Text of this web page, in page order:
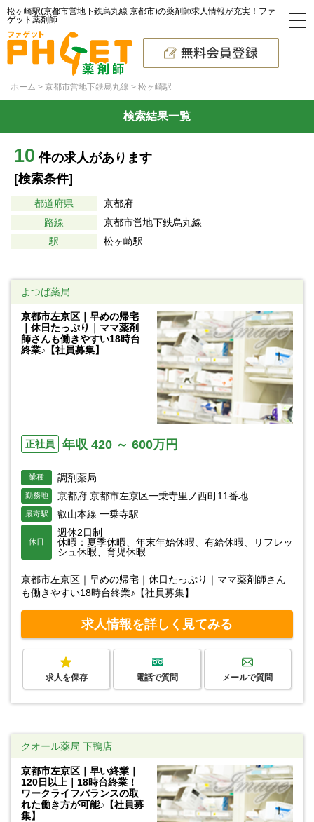
松ヶ崎駅(京都市営地下鉄烏丸線 京都市)の薬剤師求人情報が充実！ファ
ゲット薬剤師
ホーム 京都市営地下鉄烏丸線 松ヶ崎駅
検索結果一覧
10 件の求人があります
[検索条件]
都道府県
京都府
路線
京都市営地下鉄烏丸線
駅
松ヶ崎駅
よつば薬局
京都市左京区｜早めの帰宅
｜休日たっぷり｜ママ薬剤
師さんも働きやすい18時台
終業♪【社員募集】
正社員 年収 420 ～ 600万円
業種 調剤薬局
勤務地 京都府 京都市左京区一乗寺里ノ西町11番地
最寄駅 叡山本線 一乗寺駅
休日
週休2日制
休暇：夏季休暇、年末年始休暇、有給休暇、リフレッ
シュ休暇、育児休暇
京都市左京区｜早めの帰宅｜休日たっぷり｜ママ薬剤師さん
も働きやすい18時台終業♪【社員募集】
求人情報を詳しく見てみる
求人を保存 電話で質問 メールで質問
クオール薬局 下鴨店
京都市左京区｜早い終業｜
120日以上｜18時台終業！
ワークライフバランスの取
れた働き方が可能♪【社員募
集】